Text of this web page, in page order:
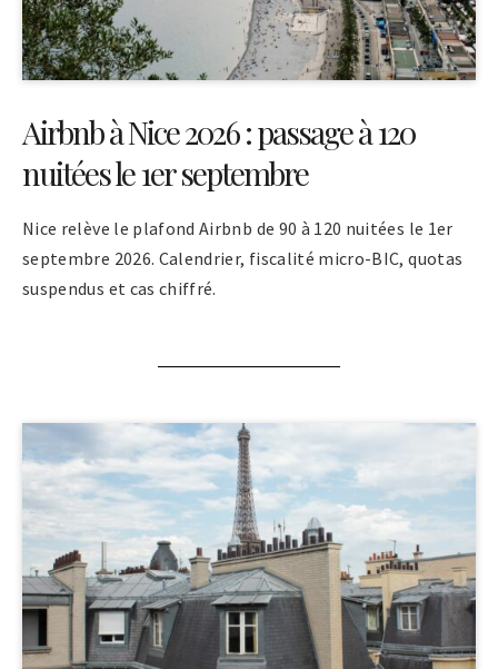
Airbnb à Nice 2026 : passage à 120
nuitées le 1er septembre
Nice relève le plafond Airbnb de 90 à 120 nuitées le 1er
septembre 2026. Calendrier, fiscalité micro-BIC, quotas
suspendus et cas chiffré.